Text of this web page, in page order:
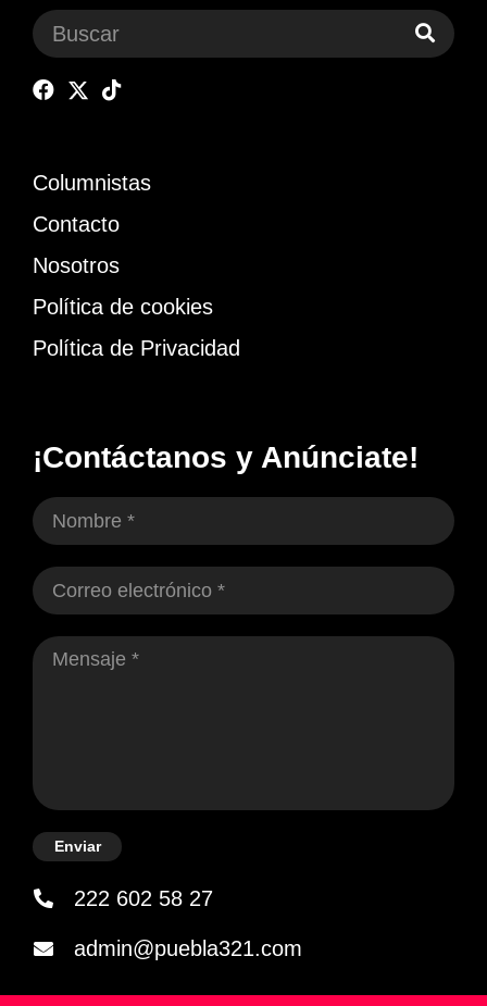
Columnistas
Contacto
Nosotros
Política de cookies
Política de Privacidad
¡Contáctanos y Anúnciate!
Enviar
222 602 58 27
admin@puebla321.com